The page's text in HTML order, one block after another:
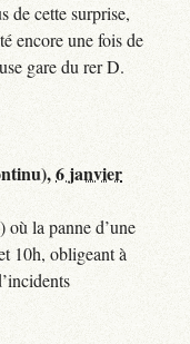
de cette surprise,
encore une fois de
gare du rer D.
6 janvier
la panne d’une
10h, obligeant à